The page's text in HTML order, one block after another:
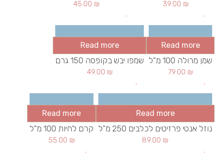
39.00 ₪
45.00 ₪
Read more
שמן מרולה 100 מ"ל
79.00 ₪
Read more
שמפו יבש בקופסה 150 גרם
49.00 ₪
Read more
נוזל אנטי פרזיטים לכלבים 250 מ"ל
89.00 ₪
Read more
קרם לחיות 100 מ"ל
55.00 ₪